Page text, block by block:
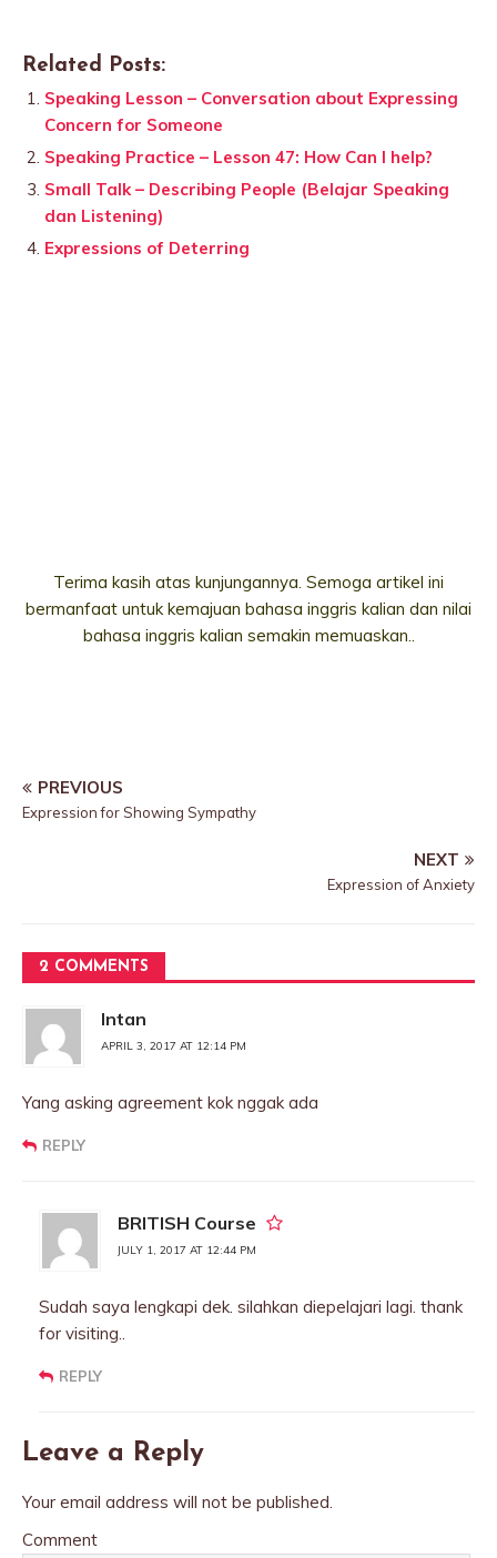
Related Posts:
Speaking Lesson – Conversation about Expressing
Concern for Someone
Speaking Practice – Lesson 47: How Can I help?
Small Talk – Describing People (Belajar Speaking
dan Listening)
Expressions of Deterring
Terima kasih atas kunjungannya. Semoga artikel ini
bermanfaat untuk kemajuan bahasa inggris kalian dan nilai
bahasa inggris kalian semakin memuaskan..
PREVIOUS
Expression for Showing Sympathy
NEXT
Expression of Anxiety
2 COMMENTS
Intan
APRIL 3, 2017 AT 12:14 PM
Yang asking agreement kok nggak ada
REPLY
BRITISH Course
JULY 1, 2017 AT 12:44 PM
Sudah saya lengkapi dek. silahkan diepelajari lagi. thank
for visiting..
REPLY
Leave a Reply
Your email address will not be published.
Comment